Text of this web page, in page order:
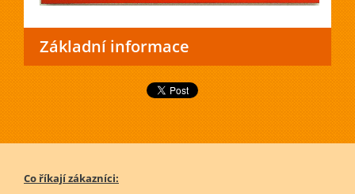
Základní informace
Co říkají zákazníci: